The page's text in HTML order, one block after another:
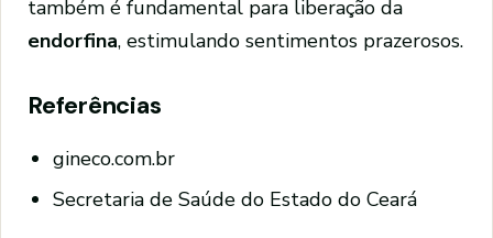
também é fundamental para liberação da
endorfina, estimulando sentimentos prazerosos.
Referências
gineco.com.br
Secretaria de Saúde do Estado do Ceará